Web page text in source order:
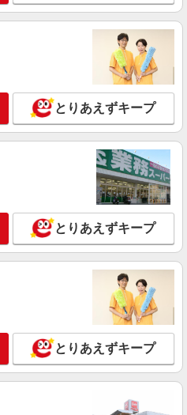
とりあえずキープ
とりあえずキープ
とりあえずキープ